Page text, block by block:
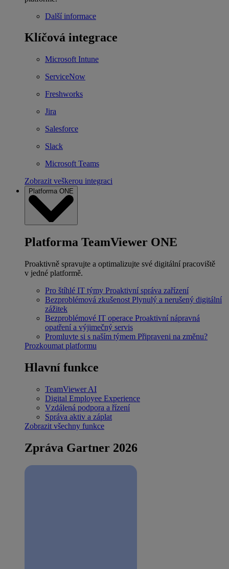
Další informace
Klíčová integrace
Microsoft Intune
ServiceNow
Freshworks
Jira
Salesforce
Slack
Microsoft Teams
Zobrazit veškerou integraci
Platforma ONE
Platforma TeamViewer ONE
Proaktivně spravujte a optimalizujte své digitální pracoviště
v jedné platformě.
Pro štíhlé IT týmy Proaktivní správa zařízení
Bezproblémová zkušenost Plynulý a nerušený digitální
zážitek
Bezproblémové IT operace Proaktivní nápravná
opatření a výjimečný servis
Promluvte si s naším týmem Připraveni na změnu?
Prozkoumat platformu
Hlavní funkce
TeamViewer AI
Digital Employee Experience
Vzdálená podpora a řízení
Správa aktiv a záplat
Zobrazit všechny funkce
Zpráva Gartner 2026